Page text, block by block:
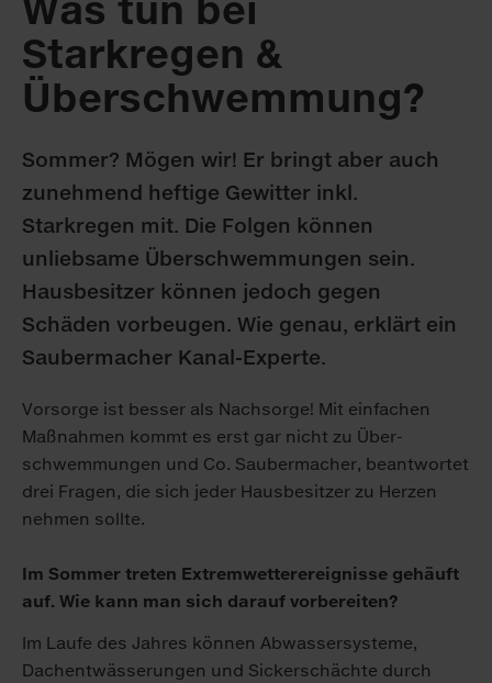
Was tun bei
Starkregen &
Überschwemmung?
Sommer? Mögen wir! Er bringt aber auch
zunehmend heftige Gewitter inkl.
Starkregen mit. Die Folgen können
unliebsame Überschwemmungen sein.
Hausbesitzer können jedoch gegen
Schäden vorbeugen. Wie genau, erklärt ein
Saubermacher Kanal-Experte.
Vorsorge ist besser als Nachsorge! Mit einfachen
Maß­nahmen kommt es erst gar nicht zu Über­
schwemmungen und Co. Sauber­macher, beantwortet
drei Fragen, die sich jeder Haus­besitzer zu Herzen
nehmen sollte.
Im Sommer treten Extremwetterereignisse gehäuft
auf. Wie kann man sich darauf vorbereiten?
Im Laufe des Jahres können Ab­wasser­systeme,
Dach­ent­wässerungen und Sicker­schächte durch